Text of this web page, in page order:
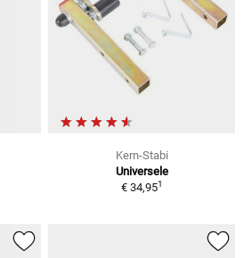
Kern-Stabi
Universele
€ 34,951